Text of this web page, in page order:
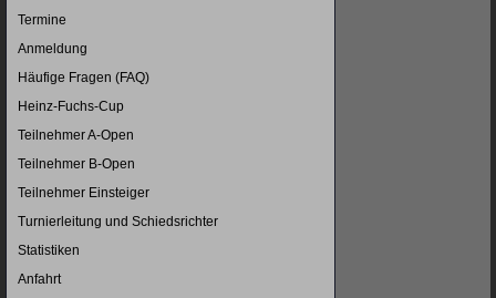
Termine
Anmeldung
Häufige Fragen (FAQ)
Heinz-Fuchs-Cup
Teilnehmer A-Open
Teilnehmer B-Open
Teilnehmer Einsteiger
Turnierleitung und Schiedsrichter
Statistiken
Anfahrt